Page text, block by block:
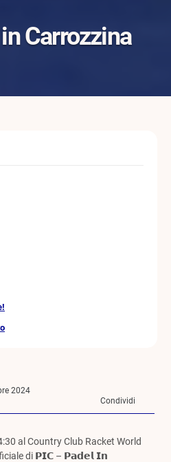
Carrozzina
2024
Condividi
al Country Club Racket World
di 𝗣𝗜𝗖 – 𝗣𝗮𝗱𝗲𝗹 𝗜𝗻